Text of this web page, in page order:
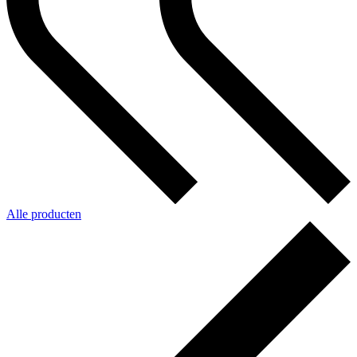
Alle producten